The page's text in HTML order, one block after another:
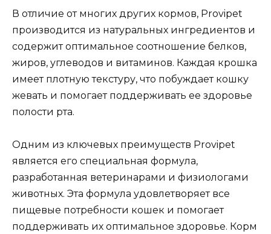
В отличие от многих других кормов, Provipet
производится из натуральных ингредиентов и
содержит оптимальное соотношение белков,
жиров, углеводов и витаминов. Каждая крошка
имеет плотную текстуру, что побуждает кошку
жевать и помогает поддерживать ее здоровье
полости рта.
Одним из ключевых преимуществ Provipet
является его специальная формула,
разработанная ветеринарами и физиологами
животных. Эта формула удовлетворяет все
пищевые потребности кошек и помогает
поддерживать их оптимальное здоровье. Корм